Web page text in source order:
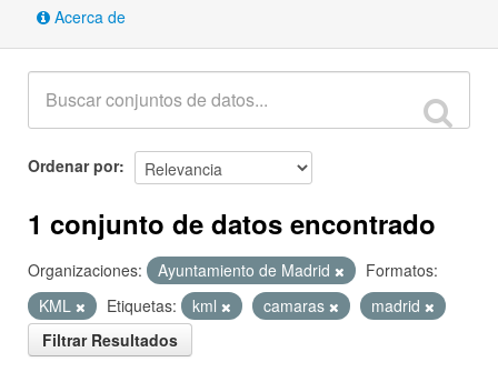
Acerca de
Ordenar por
1 conjunto de datos encontrado
Organizaciones: Ayuntamiento de Madrid
Formatos:
KML
Etiquetas: kml camaras
madrid
Filtrar Resultados